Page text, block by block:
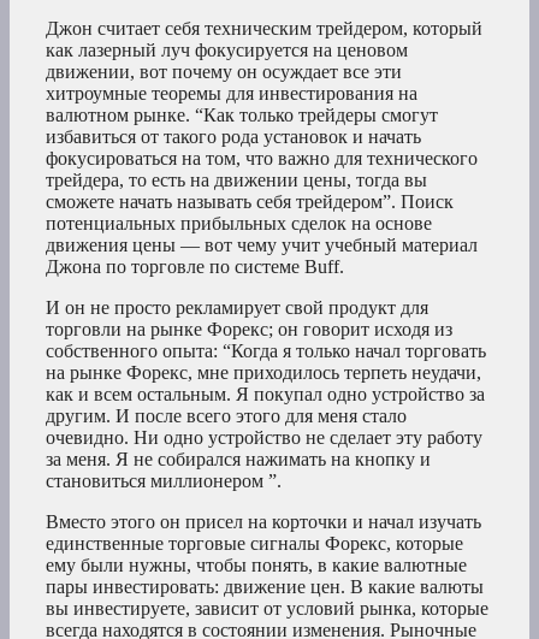
Джон считает себя техническим трейдером, который
как лазерный луч фокусируется на ценовом
движении, вот почему он осуждает все эти
хитроумные теоремы для инвестирования на
валютном рынке. “Как только трейдеры смогут
избавиться от такого рода установок и начать
фокусироваться на том, что важно для технического
трейдера, то есть на движении цены, тогда вы
сможете начать называть себя трейдером”. Поиск
потенциальных прибыльных сделок на основе
движения цены — вот чему учит учебный материал
Джона по торговле по системе Buff.
И он не просто рекламирует свой продукт для
торговли на рынке Форекс; он говорит исходя из
собственного опыта: “Когда я только начал торговать
на рынке Форекс, мне приходилось терпеть неудачи,
как и всем остальным. Я покупал одно устройство за
другим. И после всего этого для меня стало
очевидно. Ни одно устройство не сделает эту работу
за меня. Я не собирался нажимать на кнопку и
становиться миллионером ”.
Вместо этого он присел на корточки и начал изучать
единственные торговые сигналы Форекс, которые
ему были нужны, чтобы понять, в какие валютные
пары инвестировать: движение цен. В какие валюты
вы инвестируете, зависит от условий рынка, которые
всегда находятся в состоянии изменения. Рыночные